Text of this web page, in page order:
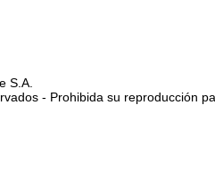
S.A.
- Prohibida su reproducción